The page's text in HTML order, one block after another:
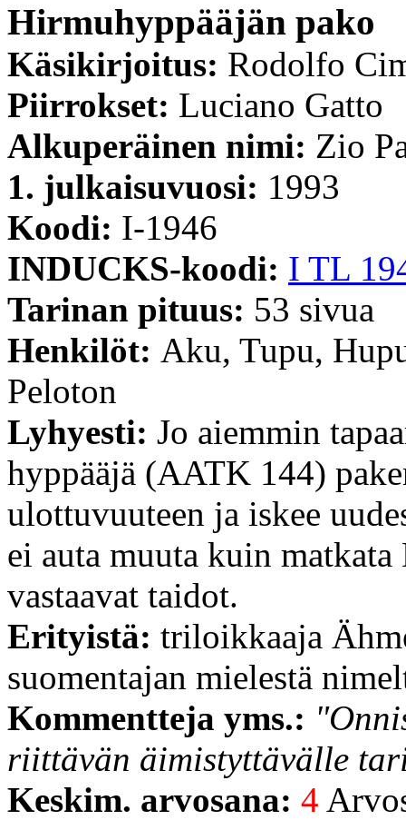
Hirmuhyppääjän pako
Käsikirjoitus: Rodolfo
Piirrokset: Luciano Gatto
Alkuperäinen nimi: Zio
1. julkaisuvuosi: 1993
Koodi: I-1946
INDUCKS-koodi: I TL
Tarinan pituus: 53 sivua
Henkilöt: Aku, Tupu,
Peloton
Lyhyesti: Jo aiemmin
hyppääjä (AATK 144)
ulottuvuuteen ja iskee
ei auta muuta kuin
vastaavat taidot.
Erityistä: triloikkaaja
suomentajan mielestä
Kommentteja yms.:
riittävän äimistyttävälle
Keskim. arvosana: 4